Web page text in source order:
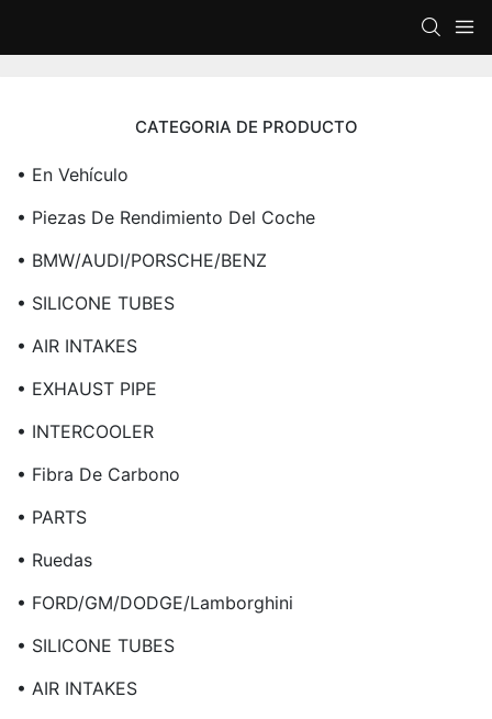
CATEGORIA DE PRODUCTO
• En Vehículo
• Piezas De Rendimiento Del Coche
• BMW/AUDI/PORSCHE/BENZ
• SILICONE TUBES
• AIR INTAKES
• EXHAUST PIPE
• INTERCOOLER
• Fibra De Carbono
• PARTS
• Ruedas
• FORD/GM/DODGE/Lamborghini
• SILICONE TUBES
• AIR INTAKES